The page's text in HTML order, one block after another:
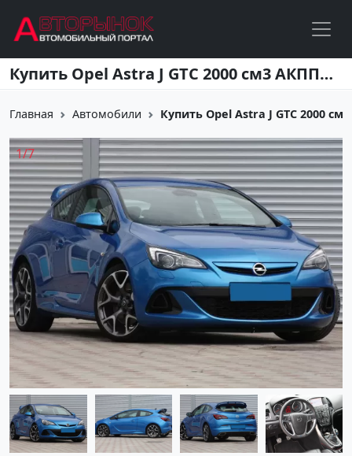
Перейти к основному содержанию Купить Opel Astra J GTC 2000 см3 АКПП (280 л.с.) Бензин турбонаддув в Краснодар: цвет Синий металлик Купе 2013 года по цене 1000000 рублей, объявление №1504 на сайте Авторынок23
Главная Автомобили Купить Opel Astra J GTC 2000
1/7